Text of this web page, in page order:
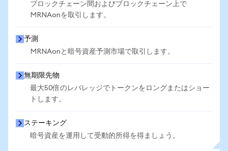
ブロックチェーン間およびブロックチェーン上で
MRNAonを取引します。
予測
MRNAonと暗号資産予測市場で取引します。
無期限先物
最大50倍のレバレッジでトークンをロングまたはショー
トします。
ステーキング
暗号資産を運用して受動的所得を得ましょう。